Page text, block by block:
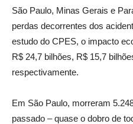
São Paulo, Minas Gerais e
perdas decorrentes dos
estudo do CPES, o impacto
R$ 24,7 bilhões, R$ 15,7
respectivamente.
Em São Paulo, morreram
passado – quase o dobro de